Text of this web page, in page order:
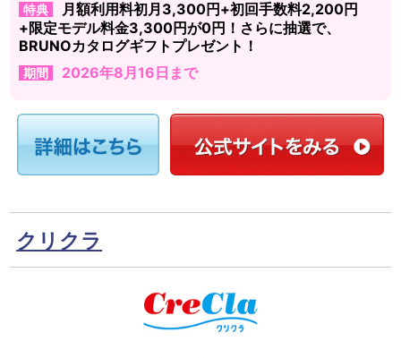
特典
月額利用料初月3,300円+初回手数料2,200円
+限定モデル料金3,300円が0円！さらに抽選で、
BRUNOカタログギフトプレゼント！
期間 2026年8月16日まで
クリクラ